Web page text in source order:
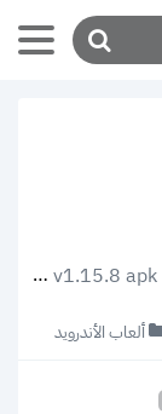
ألعاب الأندرويد